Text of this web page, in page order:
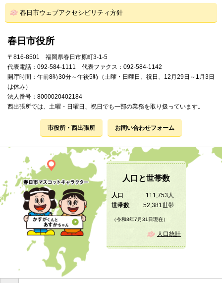
春日市ウェブアクセシビリティ方針
春日市役所
〒816-8501 福岡県春日市原町3-1-5
代表電話：092-584-1111 代表ファクス：092-584-1142
開庁時間：午前8時30分～午後5時（土曜・日曜日、祝日、12月29日～1月3日
は休み）
法人番号：8000020402184
西出張所では、土曜・日曜日、祝日でも一部の業務を取り扱っています。
市役所・西出張所 お問い合わせフォーム
人口と世帯数
人口
111,753人
世帯数
52,381世帯
（令和8年7月31日現在）
人口統計